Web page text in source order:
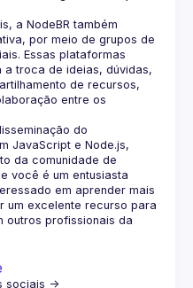
a NodeBR também
por meio de grupos de
Essas plataformas
a troca de ideias, dúvidas,
de recursos,
entre os
do
JavaScript e Node.js,
da comunidade de
você é um entusiasta
em aprender mais
um excelente recurso para
outros profissionais da